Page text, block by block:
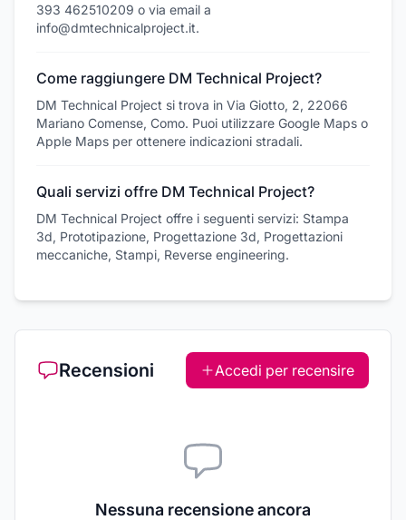
393 462510209 o via email a
info@dmtechnicalproject.it.
Come raggiungere DM Technical Project?
DM Technical Project si trova in Via Giotto, 2, 22066
Mariano Comense, Como. Puoi utilizzare Google Maps o
Apple Maps per ottenere indicazioni stradali.
Quali servizi offre DM Technical Project?
DM Technical Project offre i seguenti servizi: Stampa
3d, Prototipazione, Progettazione 3d, Progettazioni
meccaniche, Stampi, Reverse engineering.
Recensioni Accedi per recensire
Nessuna recensione ancora